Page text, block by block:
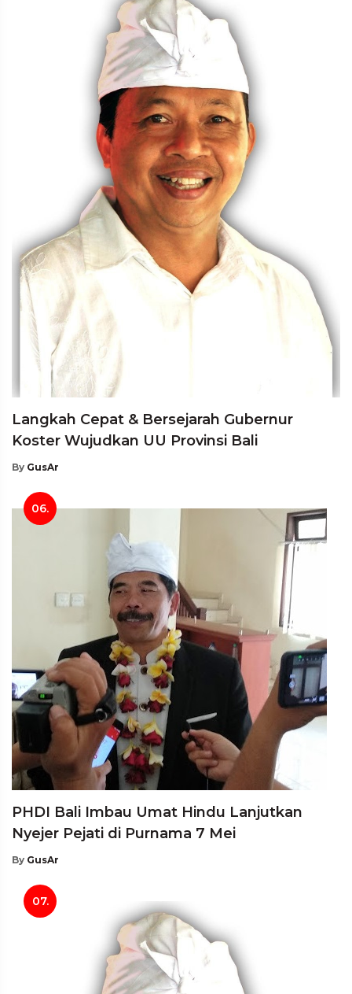
Langkah Cepat & Bersejarah Gubernur
Koster Wujudkan UU Provinsi Bali
By GusAr
06.
PHDI Bali Imbau Umat Hindu Lanjutkan
Nyejer Pejati di Purnama 7 Mei
By GusAr
07.